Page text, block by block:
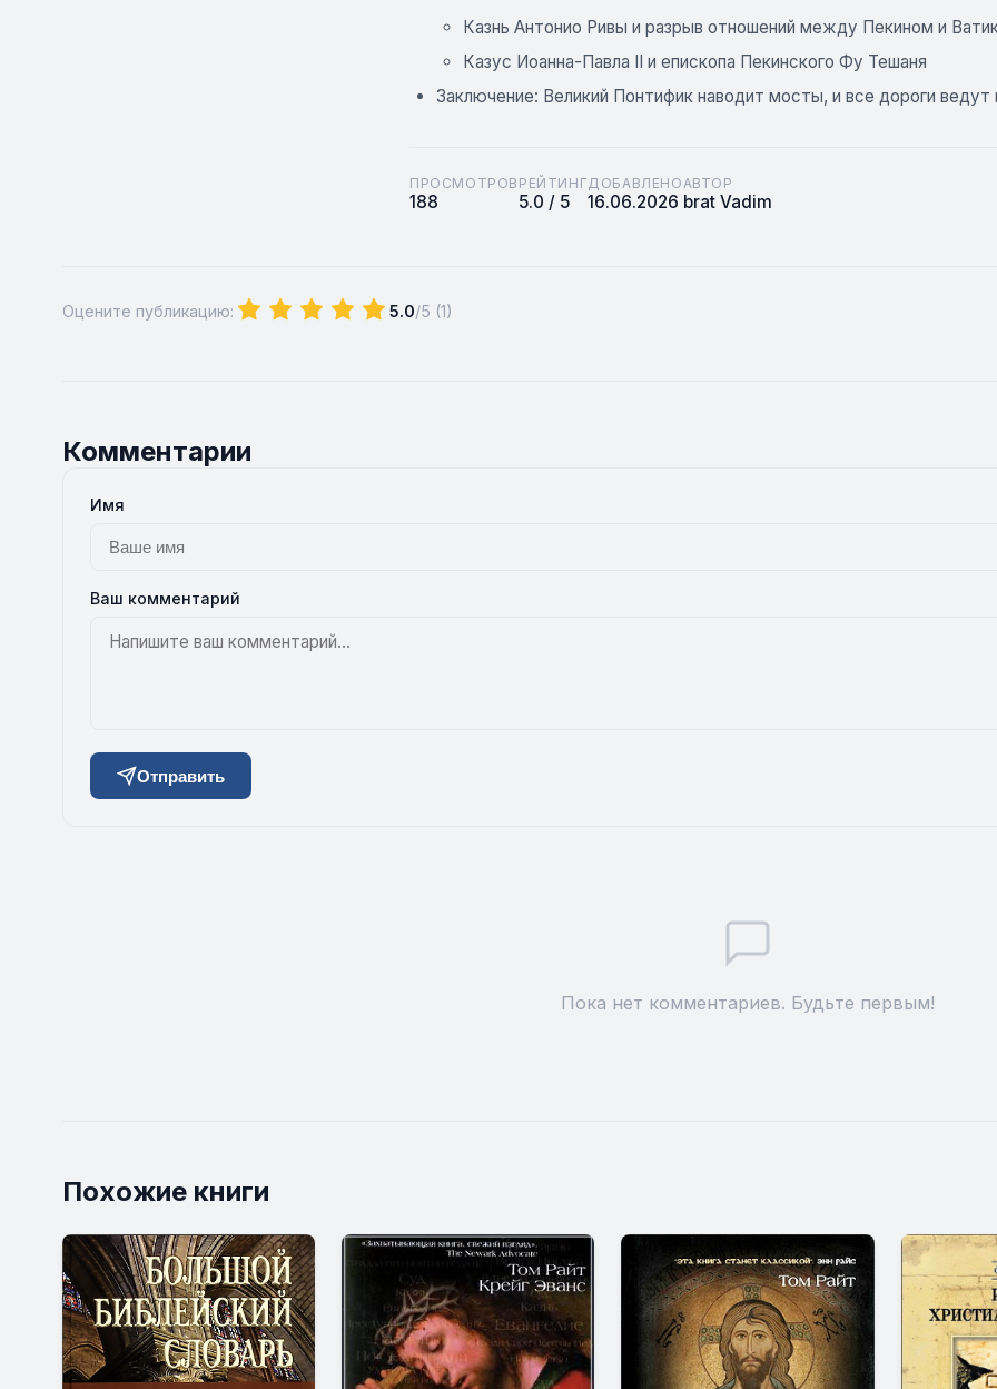
Казнь Антонио Ривы и разрыв отношений между Пекином и
Казус Иоанна-Павла ІІ и епископа Пекинского Фу Тешаня
Заключение: Великий Понтифик наводит мосты, и все дороги ведут
ПРОСМОТРОВ
188
РЕЙТИНГ
5.0 / 5
ДОБАВЛЕНО
16.06.2026
АВТОР
brat Vadim
Оцените публикацию: 5.0/5 (1)
Комментарии
Имя
Ваш комментарий
Отправить
Пока нет комментариев. Будьте первым!
Похожие книги